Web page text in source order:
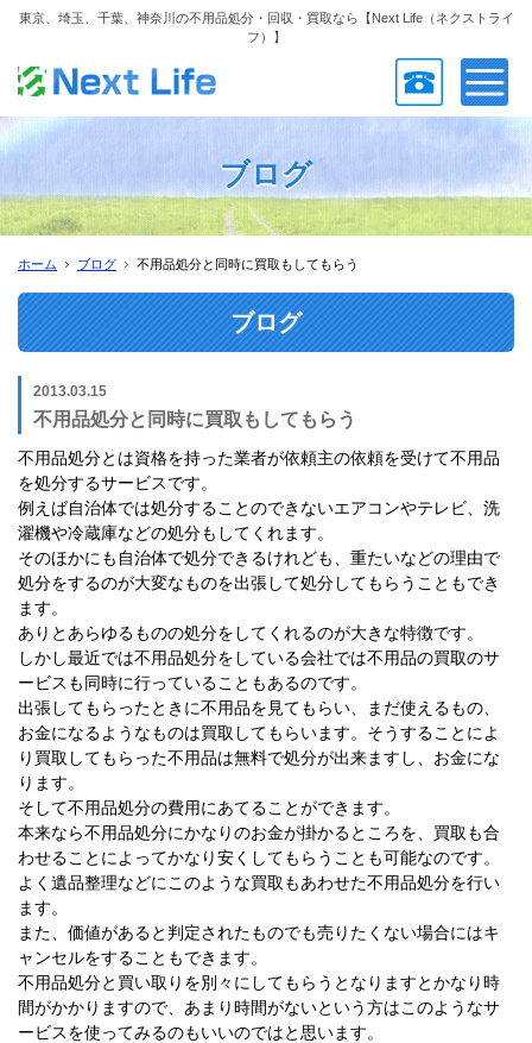
東京、埼玉、千葉、神奈川の不用品処分・回収・買取なら【Next Life（ネクストライ
フ）】
ブログ
ホーム ブログ 不用品処分と同時に買取もしてもらう
ブログ
2013.03.15
不用品処分と同時に買取もしてもらう
不用品処分とは資格を持った業者が依頼主の依頼を受けて不用品
を処分するサービスです。
例えば自治体では処分することのできないエアコンやテレビ、洗
濯機や冷蔵庫などの処分もしてくれます。
そのほかにも自治体で処分できるけれども、重たいなどの理由で
処分をするのが大変なものを出張して処分してもらうこともでき
ます。
ありとあらゆるものの処分をしてくれるのが大きな特徴です。
しかし最近では不用品処分をしている会社では不用品の買取のサ
ービスも同時に行っていることもあるのです。
出張してもらったときに不用品を見てもらい、まだ使えるもの、
お金になるようなものは買取してもらいます。そうすることによ
り買取してもらった不用品は無料で処分が出来ますし、お金にな
ります。
そして不用品処分の費用にあてることができます。
本来なら不用品処分にかなりのお金が掛かるところを、買取も合
わせることによってかなり安くしてもらうことも可能なのです。
よく遺品整理などにこのような買取もあわせた不用品処分を行い
ます。
また、価値があると判定されたものでも売りたくない場合にはキ
ャンセルをすることもできます。
不用品処分と買い取りを別々にしてもらうとなりますとかなり時
間がかかりますので、あまり時間がないという方はこのようなサ
ービスを使ってみるのもいいのではと思います。